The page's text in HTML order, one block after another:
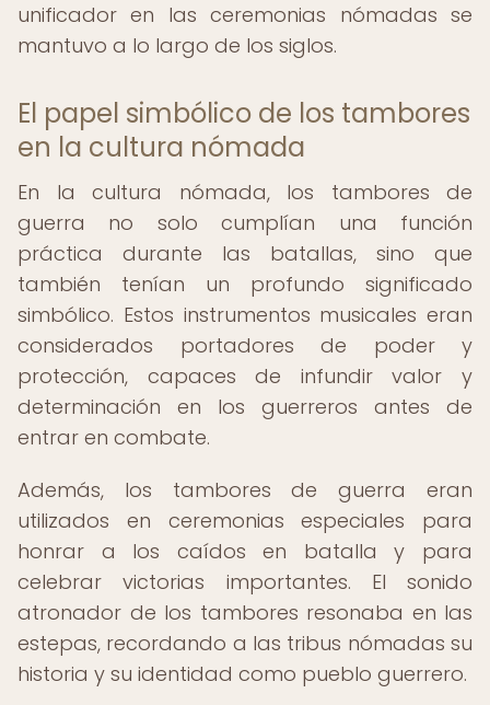
unificador en las ceremonias nómadas se
mantuvo a lo largo de los siglos.
El papel simbólico de los tambores
en la cultura nómada
En la cultura nómada, los tambores de
guerra no solo cumplían una función
práctica durante las batallas, sino que
también tenían un profundo significado
simbólico. Estos instrumentos musicales eran
considerados portadores de poder y
protección, capaces de infundir valor y
determinación en los guerreros antes de
entrar en combate.
Además, los tambores de guerra eran
utilizados en ceremonias especiales para
honrar a los caídos en batalla y para
celebrar victorias importantes. El sonido
atronador de los tambores resonaba en las
estepas, recordando a las tribus nómadas su
historia y su identidad como pueblo guerrero.